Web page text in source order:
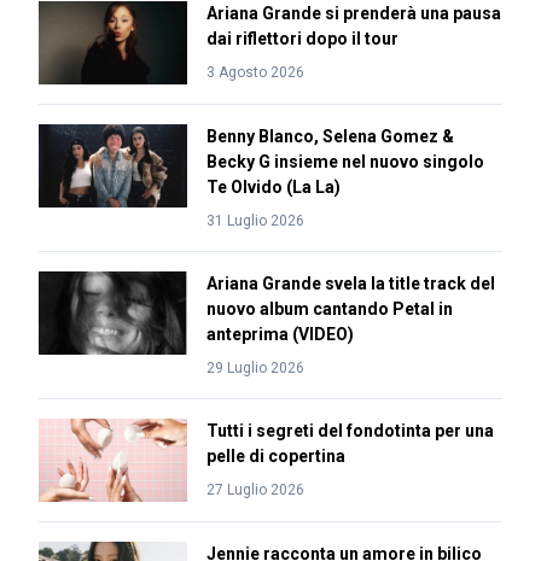
Ariana Grande si prenderà una pausa
dai riflettori dopo il tour
3 Agosto 2026
Benny Blanco, Selena Gomez &
Becky G insieme nel nuovo singolo
Te Olvido (La La)
31 Luglio 2026
Ariana Grande svela la title track del
nuovo album cantando Petal in
anteprima (VIDEO)
29 Luglio 2026
Tutti i segreti del fondotinta per una
pelle di copertina
27 Luglio 2026
Jennie racconta un amore in bilico